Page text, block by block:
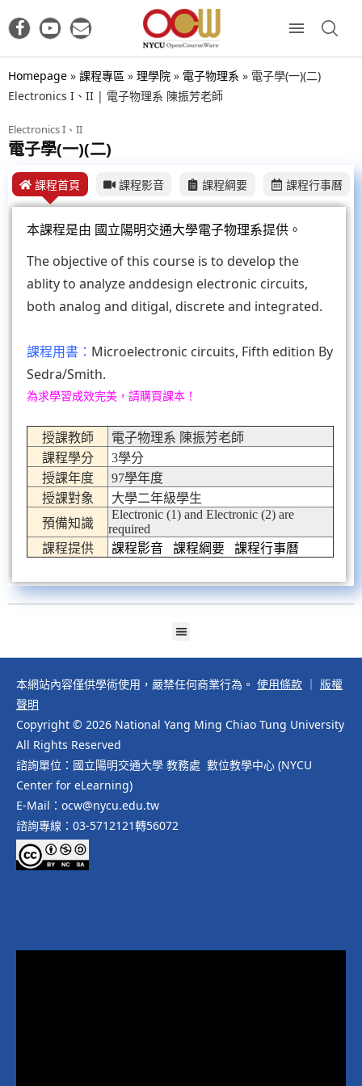
Homepage » 課程專區 » 理學院 » 電子物理系 » 電子學(一)(二)
Electronics I、II | 電子物理系 陳振芳老師
Electronics I、II
電子學(一)(二)
課程首頁 課程影音 課程綱要 課程行事曆
本課程是由 國立陽明交通大學電子物理系提供。
The objective of this course is to develop the
ablity to analyze anddesign electronic circuits,
both analog and ditigal, discrete and integrated.
課程用書： Microelectronic circuits, Fifth edition By
Sedra/Smith.
為求學習成效完美，請購買課本！
授課教師
電子物理系 陳振芳老師
課程學分
3學分
授課年度
97學年度
授課對象
大學二年級學生
預備知識
Electronic (1) and Electronic (2) are
required
課程提供
課程影音 課程綱要 課程行事曆
本網站內容僅供學術使用，嚴禁任何商業行為。 使用條款 ｜ 版權
聲明
Copyright © 2026 National Yang Ming Chiao Tung University
All Rights Reserved
諮詢單位：國立陽明交通大學 教務處 數位教學中心 (NYCU
Center for eLearning)
E-Mail：ocw@nycu.edu.tw
諮詢專線：03-5712121轉56072